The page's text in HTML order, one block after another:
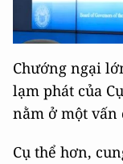
Chướng ngại
lạm phát của
nằm ở một vấn
Cụ thể hơn,